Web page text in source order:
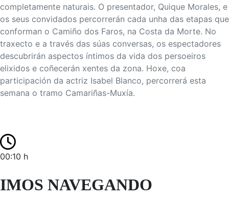
completamente naturais. O presentador, Quique Morales, e
os seus convidados percorrerán cada unha das etapas que
conforman o Camiño dos Faros, na Costa da Morte. No
traxecto e a través das súas conversas, os espectadores
descubrirán aspectos íntimos da vida dos persoeiros
elixidos e coñecerán xentes da zona. Hoxe, coa
participación da actriz Isabel Blanco, percorrerá esta
semana o tramo Camariñas-Muxía.
00:10 h
IMOS NAVEGANDO